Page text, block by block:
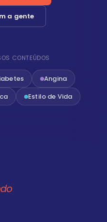
a gente
CONTEÚDOS
Angina
Estilo de Vida